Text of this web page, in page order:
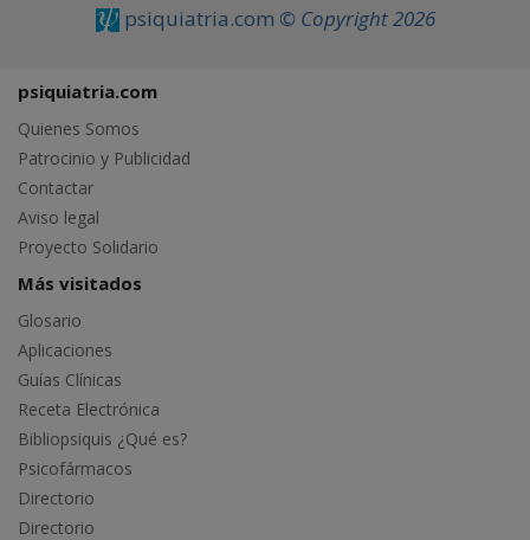
psiquiatria.com © Copyright 2026
psiquiatria.com
Quienes Somos
Patrocinio y Publicidad
Contactar
Aviso legal
Proyecto Solidario
Más visitados
Glosario
Aplicaciones
Guías Clínicas
Receta Electrónica
Bibliopsiquis ¿Qué es?
Psicofármacos
Directorio
Directorio